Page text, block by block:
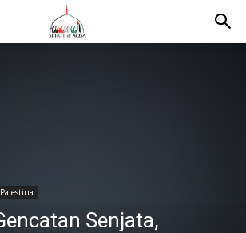
Palestina
Senjata,